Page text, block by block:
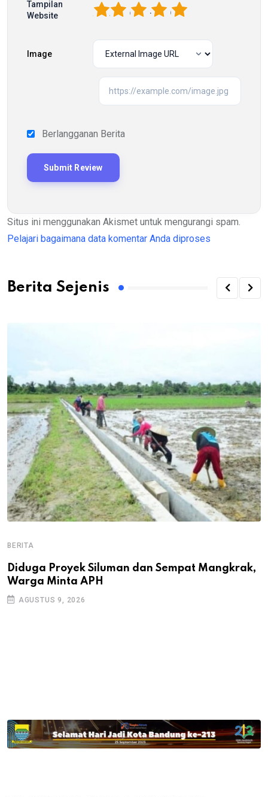
Tampilan
Website
5
4
3
2
Image
Berlangganan Berita
Situs ini menggunakan Akismet untuk mengurangi spam.
Pelajari bagaimana data komentar Anda diproses
Berita Sejenis
BERITA
Diduga Proyek Siluman dan Sempat Mangkrak,
Warga Minta APH
AGUSTUS 9, 2026